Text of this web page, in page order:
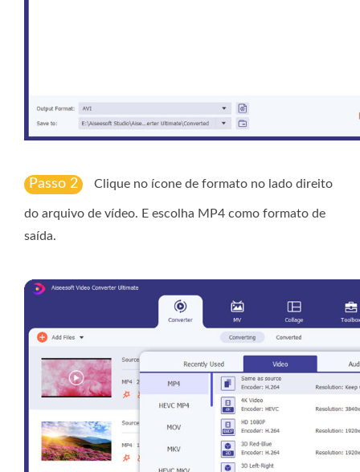
Passo 2 Clique no ícone de formato no lado direito
do arquivo de vídeo. E escolha MP4 como formato de
saída.